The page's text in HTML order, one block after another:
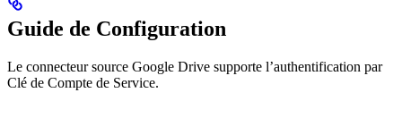
Guide de Configuration
Le connecteur source Google Drive supporte l’authentification par
Clé de Compte de Service.